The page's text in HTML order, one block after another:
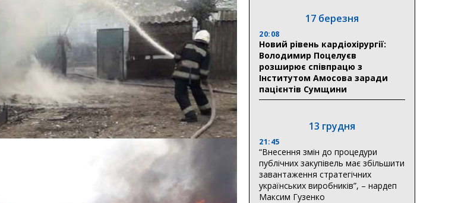
17 березня
20:08
Новий рівень кардіохірургії:
Володимир Поцелуєв
розширює співпрацю з
Інститутом Амосова заради
пацієнтів Сумщини
13 грудня
21:45
“Внесення змін до процедури
публічних закупівель має збільшити
завантаження стратегічних
українських виробників”, – нардеп
Максим Гузенко